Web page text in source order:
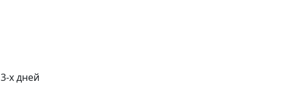
3-х дней